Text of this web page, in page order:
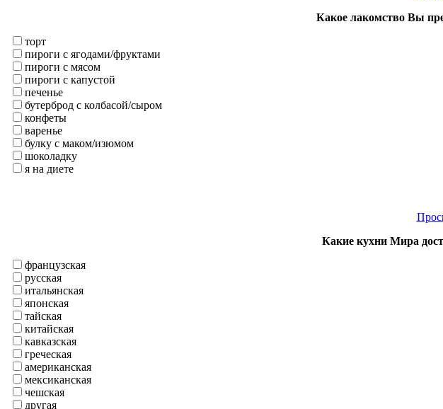
Какое лакомство Вы
торт
пироги с ягодами/фруктами
пироги с мясом
пироги с капустой
печенье
бутерброд с колбасой/сыром
конфеты
варенье
булку с маком/изюмом
шоколадку
я на диете
Какие кухни Мира
французская
русская
итальянская
японская
тайская
китайская
кавказская
греческая
американская
мексиканская
чешская
другая